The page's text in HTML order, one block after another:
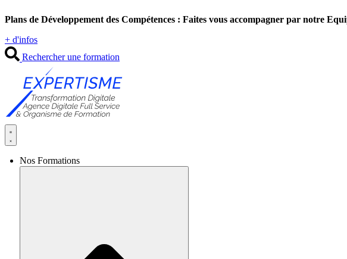
au
Plans de Développement des Compétences : Faites vous accompagner par notre
+ d'infos
Rechercher une formation
Nos Formations